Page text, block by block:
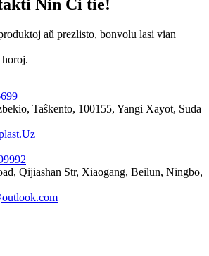
Nin Ĉi tie!
aŭ prezlisto, bonvolu lasi vian
horoj.
Taŝkento, 100155, Yangi Xayot, Suda
Qijiashan Str, Xiaogang, Beilun, Ningbo,